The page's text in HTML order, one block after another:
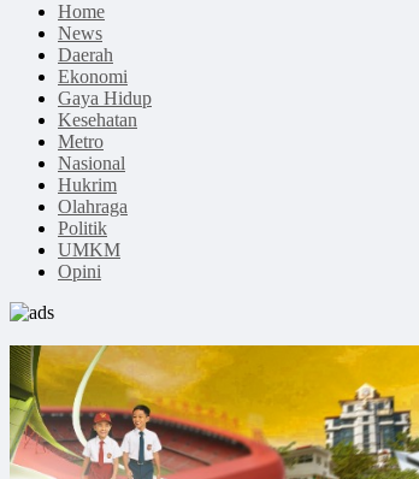
Home
News
Daerah
Ekonomi
Gaya Hidup
Kesehatan
Metro
Nasional
Hukrim
Olahraga
Politik
UMKM
Opini